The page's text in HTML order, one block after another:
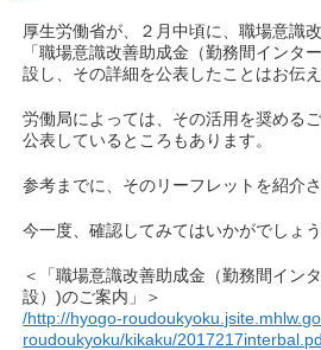
厚生労働省が、２月中頃に、職場意識
「職場意識改善助成金（勤務間インタ
設し、その詳細を公表したことはお伝
労働局によっては、その活用を奨める
公表しているところもあります。
参考までに、そのリーフレットを紹介
今一度、確認してみてはいかがでしょう
＜「職場意識改善助成金（勤務間イン
設）)のご案内」＞
/http://hyogo-
roudoukyoku/kikaku/